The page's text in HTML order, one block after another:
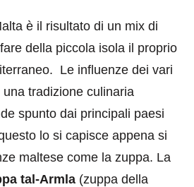
è il risultato di un mix di
della piccola isola il proprio
Le influenze dei vari
tradizione culinaria
spunto dai principali paesi
lo si capisce appena si
maltese come la zuppa. La
tal-Armla (zuppa della